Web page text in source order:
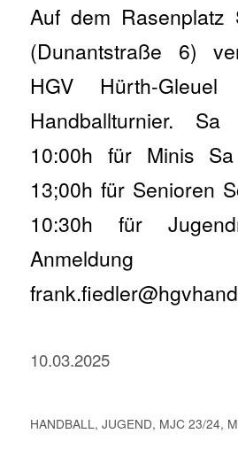
Auf dem Rasenplatz
(Dunantstraße 6)
HGV Hürth-
Handballturnier.
10:00h für Minis
13;00h für Senioren
10:30h für
10.03.2025
HANDBALL, JUGEND, MJC 23/24,